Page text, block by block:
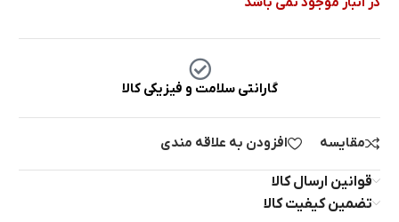
گارانتی سلامت و فیزیکی کالا
مقایسه افزودن به علاقه مندی
قوانین ارسال کالا
تضمین کیفیت کالا